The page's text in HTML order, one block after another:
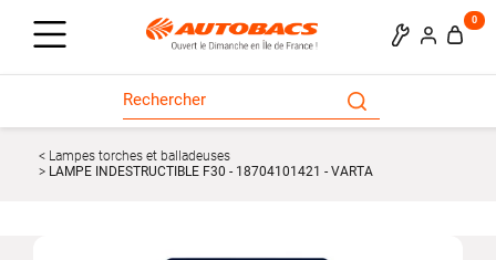
0
Lampes torches et balladeuses
LAMPE INDESTRUCTIBLE F30 - 18704101421 - VARTA